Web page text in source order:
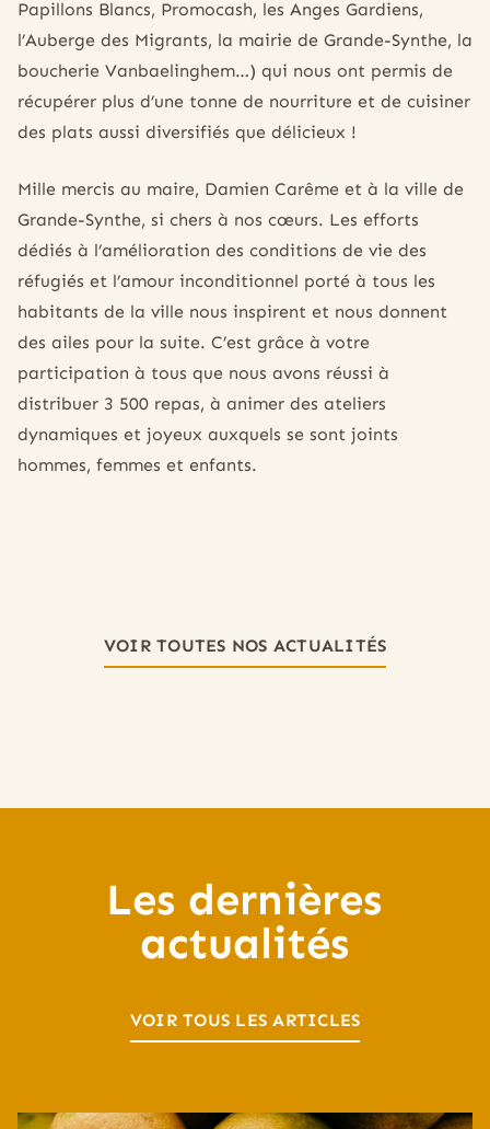
Papillons Blancs, Promocash, les Anges Gardiens,
l’Auberge des Migrants, la mairie de Grande-Synthe, la
boucherie Vanbaelinghem…) qui nous ont permis de
récupérer plus d’une tonne de nourriture et de cuisiner
des plats aussi diversifiés que délicieux !
Mille mercis au maire, Damien Carême et à la ville de
Grande-Synthe, si chers à nos cœurs. Les efforts
dédiés à l’amélioration des conditions de vie des
réfugiés et l’amour inconditionnel porté à tous les
habitants de la ville nous inspirent et nous donnent
des ailes pour la suite. C’est grâce à votre
participation à tous que nous avons réussi à
distribuer 3 500 repas, à animer des ateliers
dynamiques et joyeux auxquels se sont joints
hommes, femmes et enfants.
VOIR TOUTES NOS ACTUALITÉS
Les dernières
actualités
VOIR TOUS LES ARTICLES